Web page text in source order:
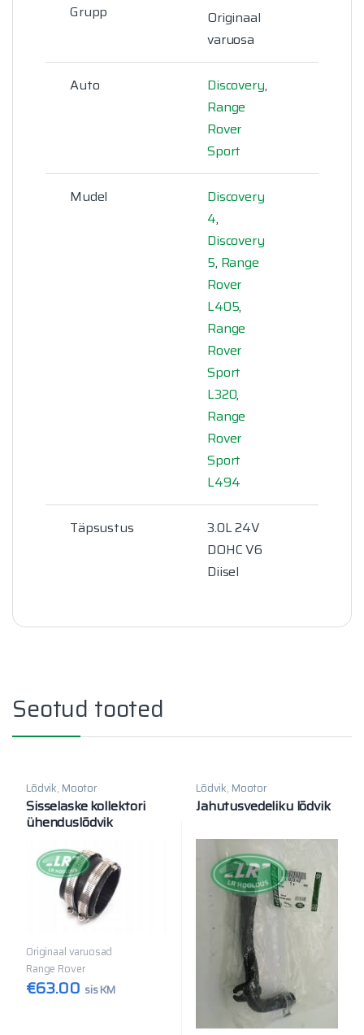
Grupp
Originaal
varuosa
Auto Discovery,
Range
Rover
Sport
Mudel
Discovery
4,
Discovery
5, Range
Rover
L405,
Range
Rover
Sport
L320,
Range
Rover
Sport
L494
Täpsustus
3.0L 24V
DOHC V6
Diisel
Seotud tooted
Lõdvik, Mootor
Sisselaske kollektori
ühenduslõdvik
Originaal varuosad
Range Rover
€63.00 sis KM
Lõdvik, Mootor
Jahutusvedeliku lõdvik